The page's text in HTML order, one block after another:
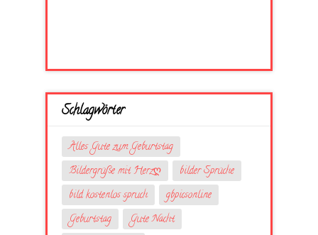
Schlagwörter
Alles Gute zum Geburtstag
Bildergrüße mit Herzღ
bilder Sprüche
bild kostenlos spruch
gbpicsonline
Geburtstag
Gute Nacht